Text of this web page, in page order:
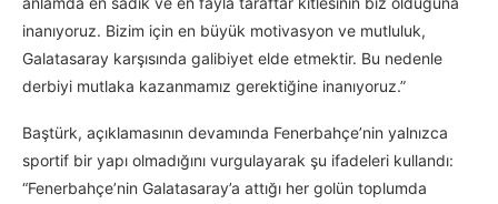
inanıyoruz. Bizim için en büyük motivasyon ve mutluluk,
Galatasaray karşısında galibiyet elde etmektir. Bu nedenle
derbiyi mutlaka kazanmamız gerektiğine inanıyoruz.”
Baştürk, açıklamasının devamında Fenerbahçe’nin yalnızca
sportif bir yapı olmadığını vurgulayarak şu ifadeleri kullandı:
“Fenerbahçe’nin Galatasaray’a attığı her golün toplumda